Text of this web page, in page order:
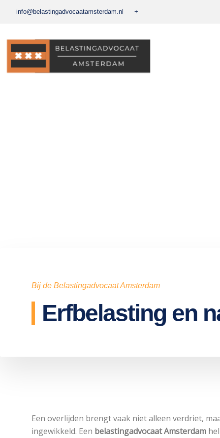
info@belastingadvocaatamsterdam.nl +
Bij de Belastingadvocaat Amsterdam
Erfbelasting en
Een overlijden brengt vaak niet alleen verdriet,
ingewikkeld. Een belastingadvocaat Amsterdam